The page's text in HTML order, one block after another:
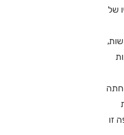
של
זו